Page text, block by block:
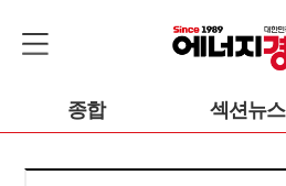
종합 섹션뉴스